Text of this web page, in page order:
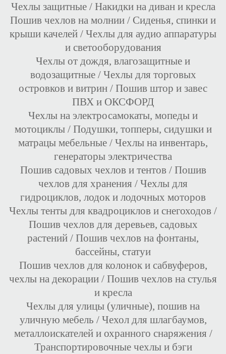
Чехлы защитные/ Накидки на диван и кресла
Пошив чехлов на молнии / Сиденья, спинки и
крыши качелей / Чехлы для аудио аппаратуры
и светооборудования
Чехлы от дождя, влагозащитные и
водозащитные/ Чехлы для торговых
островков и витрин / Пошив штор и завес
ПВХ и ОКСФОРД
Чехлы на электросамокаты, мопеды и
мотоциклы/ Подушки, топперы, сидушки и
матрацы мебельные / Чехлы на инвентарь,
генераторы электричества
Пошив садовых чехлов и тентов / Пошив
чехлов для хранения / Чехлы для
гидроциклов, лодок и лодочных моторов
Чехлы тенты для квадроциклов и снегоходов /
Пошив чехлов для деревьев, садовых
растений / Пошив чехлов на фонтаны,
бассейны, статуи
Пошив чехлов для колонок и сабвуферов,
чехлы на декорации / Пошив чехлов на стулья
и кресла
Чехлы для улицы (уличные), пошив на
уличную мебель / Чехол для шлагбаумов,
металлоискателей и охранного снаряжения /
Транспортировочные чехлы и бэги